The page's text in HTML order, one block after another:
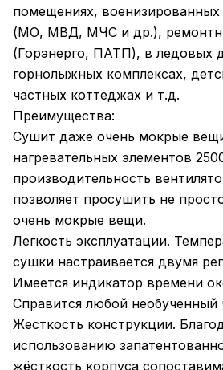
помещениях, военизированных
(МО, МВД, МЧС и др.),
(Горэнерго, ПАТП), в ледовых
горнолыжных комплексах,
частных коттеджах и т.д.
Преимущества:
Сушит даже очень мокрые
нагревательных элементов
производительность
позволяет просушить не
очень мокрые вещи.
Легкость эксплуатации.
сушки настраивается двумя
Имеется индикатор времени
Справится любой необученный
Жесткость конструкции.
использованию
жёсткость корпуса